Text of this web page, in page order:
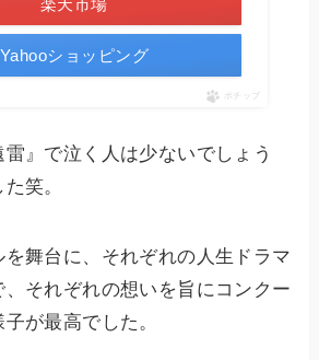
Yahooショッピング
ポチップ
』で泣く人は少ないでしょう
笑。
を舞台に、それぞれの人生ドラマ
それぞれの想いを旨にコンクー
が最高でした。